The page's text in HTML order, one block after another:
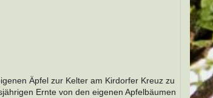
Äpfel zur Kelter am Kirdorfer Kreuz zu
Ernte von den eigenen Apfelbäumen